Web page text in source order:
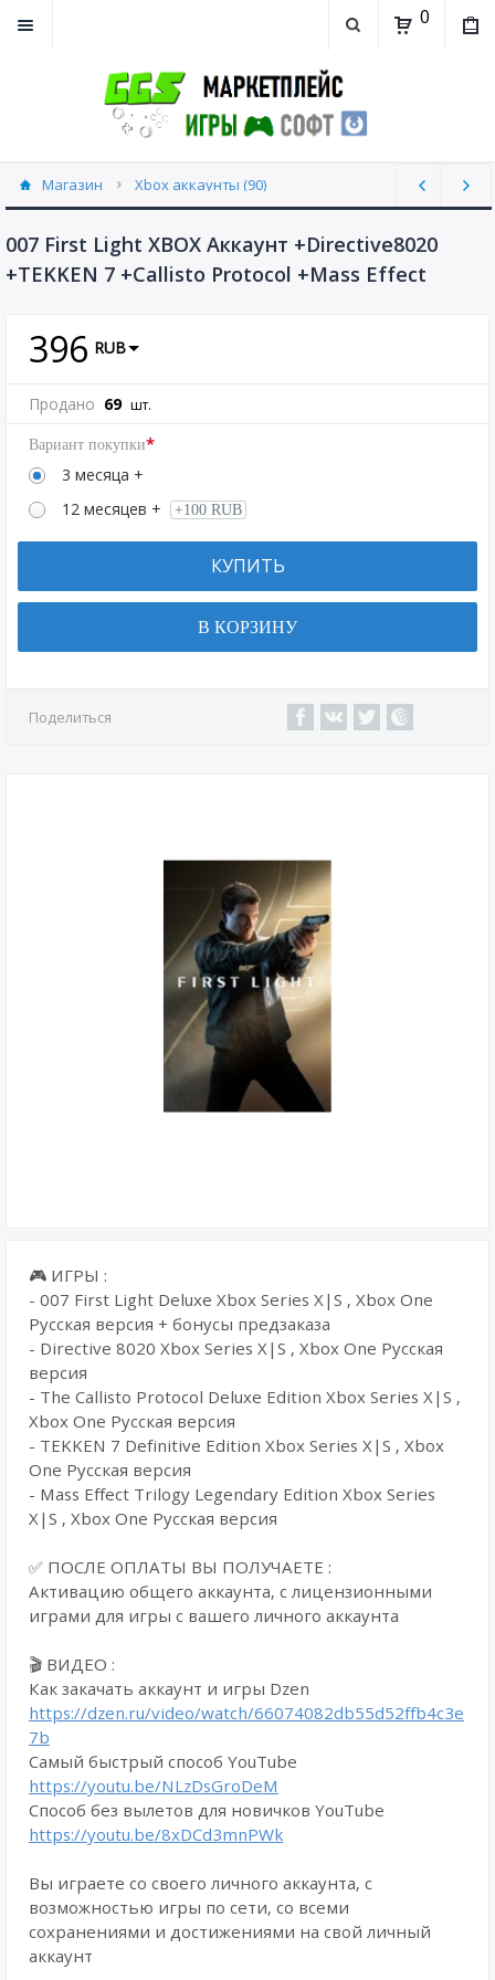
0
Магазин Xbox аккаунты (90)
007 First Light XBOX Аккаунт +Directive8020
+TEKKEN 7 +Callisto Protocol +Mass Effect
396 RUB
Продано 69 шт.
Вариант покупки*
3 месяца +
12 месяцев +
+100 RUB
КУПИТЬ
В КОРЗИНУ
Поделиться
🎮 ИГРЫ :
- 007 First Light Deluxe Xbox Series X|S , Xbox One
Русская версия + бонусы предзаказа
- Directive 8020 Xbox Series X|S , Xbox One Русская
версия
- The Callisto Protocol Deluxe Edition Xbox Series X|S ,
Xbox One Русская версия
- TEKKEN 7 Definitive Edition Xbox Series X|S , Xbox
One Русская версия
- Mass Effect Trilogy Legendary Edition Xbox Series
X|S , Xbox One Русская версия
✅ ПОСЛЕ ОПЛАТЫ ВЫ ПОЛУЧАЕТЕ :
Активацию общего аккаунта, с лицензионными
играми для игры с вашего личного аккаунта
🎬 ВИДЕО :
Как закачать аккаунт и игры Dzen
https://dzen.ru/video/watch/66074082db55d52ffb4c3e
7b
Самый быстрый способ YouTube
https://youtu.be/NLzDsGroDeM
Способ без вылетов для новичков YouTube
https://youtu.be/8xDCd3mnPWk
Вы играете со своего личного аккаунта, с
возможностью игры по сети, со всеми
сохранениями и достижениями на свой личный
аккаунт